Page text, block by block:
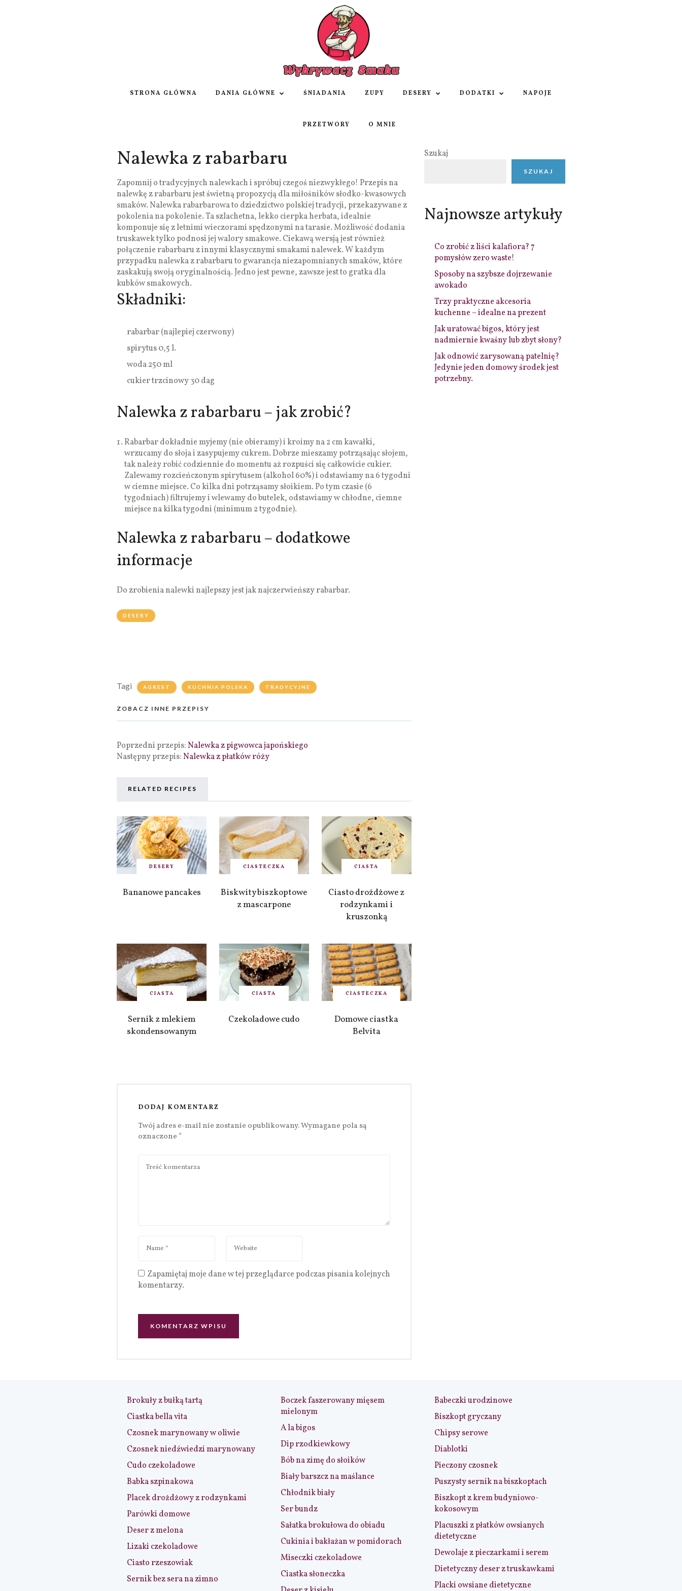
STRONA GŁÓWNA DANIA GŁÓWNE ŚNIADANIA ZUPY DESERY DODATKI NAPOJE
PRZETWORY O MNIE
Nalewka z rabarbaru
Zapomnij o tradycyjnych nalewkach i spróbuj czegoś niezwykłego! Przepis na
nalewkę z rabarbaru jest świetną propozycją dla miłośników słodko-kwasowych
smaków. Nalewka rabarbarowa to dziedzictwo polskiej tradycji, przekazywane z
pokolenia na pokolenie. Ta szlachetna, lekko cierpka herbata, idealnie
komponuje się z letnimi wieczorami spędzonymi na tarasie. Możliwość dodania
truskawek tylko podnosi jej walory smakowe. Ciekawą wersją jest również
połączenie rabarbaru z innymi klasycznymi smakami nalewek. W każdym
przypadku nalewka z rabarbaru to gwarancja niezapomnianych smaków, które
zaskakują swoją oryginalnością. Jedno jest pewne, zawsze jest to gratka dla
kubków smakowych.
Składniki:
rabarbar (najlepiej czerwony)
spirytus 0,5 l.
woda 250 ml
cukier trzcinowy 30 dag
Nalewka z rabarbaru – jak zrobić?
Rabarbar dokładnie myjemy (nie obieramy) i kroimy na 2 cm kawałki,
wrzucamy do słoja i zasypujemy cukrem. Dobrze mieszamy potrząsając słojem,
tak należy robić codziennie do momentu aż rozpuści się całkowicie cukier.
Zalewamy rozcieńczonym spirytusem (alkohol 60%) i odstawiamy na 6 tygodni
w ciemne miejsce. Co kilka dni potrząsamy słoikiem. Po tym czasie (6
tygodniach) filtrujemy i wlewamy do butelek, odstawiamy w chłodne, ciemne
miejsce na kilka tygodni (minimum 2 tygodnie).
Nalewka z rabarbaru – dodatkowe
informacje
Do zrobienia nalewki najlepszy jest jak najczerwieńszy rabarbar.
DESERY
Tagi AGREST KUCHNIA POLSKA TRADYCYJNE
ZOBACZ INNE PRZEPISY
Poprzedni przepis:Nalewka z pigwowca japońskiego
Następny przepis:Nalewka z płatków róży
RELATED RECIPES
DESERY
Bananowe pancakes
CIASTECZKA
Biskwity biszkoptowe
z mascarpone
CIASTA
Ciasto drożdżowe z
rodzynkami i
kruszonką
CIASTA
Sernik z mlekiem
skondensowanym
CIASTA
Czekoladowe cudo
CIASTECZKA
Domowe ciastka
Belvita
DODAJ KOMENTARZ
Twój adres e-mail nie zostanie opublikowany.Wymagane pola są
oznaczone *
Zapamiętaj moje dane w tej przeglądarce podczas pisania kolejnych
komentarzy.
Szukaj
SZUKAJ
Najnowsze artykuły
Co zrobić z liści kalafiora? 7
pomysłów zero waste!
Sposoby na szybsze dojrzewanie
awokado
Trzy praktyczne akcesoria
kuchenne – idealne na prezent
Jak uratować bigos, który jest
nadmiernie kwaśny lub zbyt słony?
Jak odnowić zarysowaną patelnię?
Jedynie jeden domowy środek jest
potrzebny.
Brokuły z bułką tartą
Ciastka bella vita
Czosnek marynowany w oliwie
Czosnek niedźwiedzi marynowany
Cudo czekoladowe
Babka szpinakowa
Placek drożdżowy z rodzynkami
Parówki domowe
Deser z melona
Lizaki czekoladowe
Ciasto rzeszowiak
Sernik bez sera na zimno
Boczek faszerowany mięsem
mielonym
A la bigos
Dip rzodkiewkowy
Bób na zimę do słoików
Biały barszcz na maślance
Chłodnik biały
Ser bundz
Sałatka brokułowa do obiadu
Cukinia i bakłażan w pomidorach
Miseczki czekoladowe
Ciastka słoneczka
Babeczki urodzinowe
Biszkopt gryczany
Chipsy serowe
Diablotki
Pieczony czosnek
Puszysty sernik na biszkoptach
Biszkopt z krem budyniowo-
kokosowym
Placuszki z płatków owsianych
dietetyczne
Dewolaje z pieczarkami i serem
Dietetyczny deser z truskawkami
Placki owsiane dietetyczne